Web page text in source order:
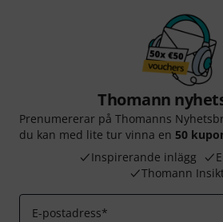
Thomann
Prenumererar på Thomanns
du kan med lite tur vinna en 50
Inspirerande inlägg
Thomann
E-postadress*